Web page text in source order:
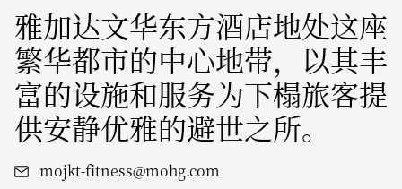
雅加达文华东方酒店地处这座
繁华都市的中心地带，以其丰
富的设施和服务为下榻旅客提
供安静优雅的避世之所。
mojkt-fitness@mohg.com